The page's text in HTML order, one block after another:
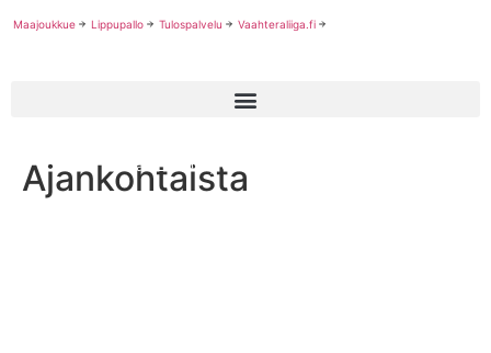
Maajoukkue Lippupallo Tulospalvelu Vaahteraliiga.fi
Ajankohtaista
U13 mestari East City Giants